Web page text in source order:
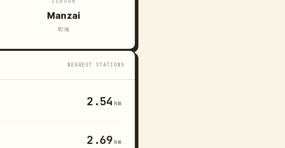
Manzai
町域
NEAREST STATIONS
2.54 km
2.69 km